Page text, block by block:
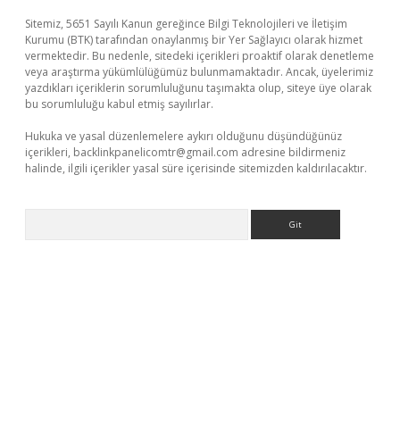
Sitemiz, 5651 Sayılı Kanun gereğince Bilgi Teknolojileri ve İletişim
Kurumu (BTK) tarafından onaylanmış bir Yer Sağlayıcı olarak hizmet
vermektedir. Bu nedenle, sitedeki içerikleri proaktif olarak denetleme
veya araştırma yükümlülüğümüz bulunmamaktadır. Ancak, üyelerimiz
yazdıkları içeriklerin sorumluluğunu taşımakta olup, siteye üye olarak
bu sorumluluğu kabul etmiş sayılırlar.
Hukuka ve yasal düzenlemelere aykırı olduğunu düşündüğünüz
içerikleri, backlinkpanelicomtr@gmail.com adresine bildirmeniz
halinde, ilgili içerikler yasal süre içerisinde sitemizden kaldırılacaktır.